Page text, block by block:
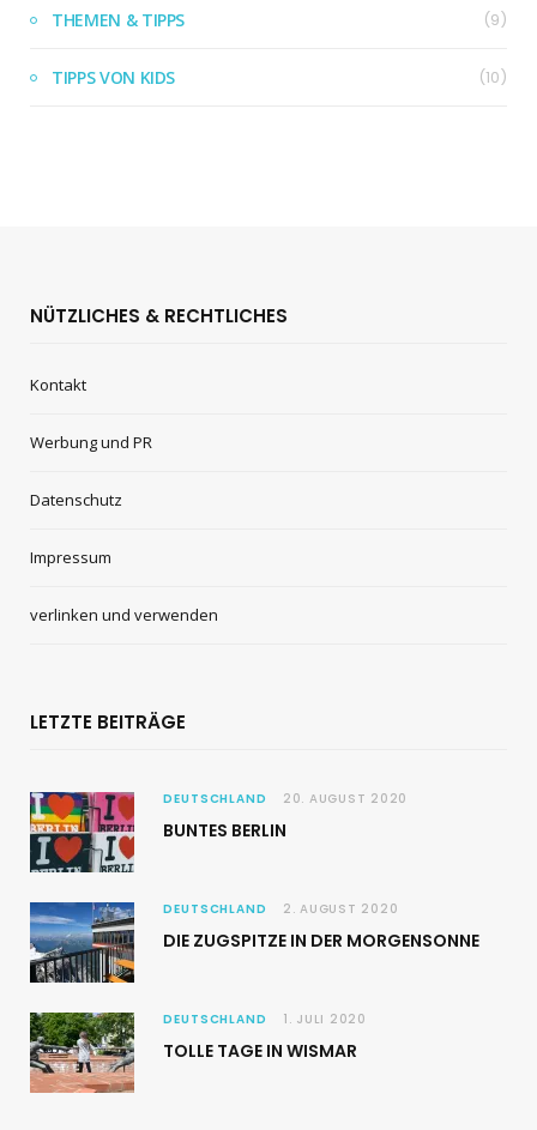
THEMEN & TIPPS (9)
TIPPS VON KIDS (10)
NÜTZLICHES & RECHTLICHES
Kontakt
Werbung und PR
Datenschutz
Impressum
verlinken und verwenden
LETZTE BEITRÄGE
DEUTSCHLAND 20. AUGUST 2020
BUNTES BERLIN
DEUTSCHLAND 2. AUGUST 2020
DIE ZUGSPITZE IN DER MORGENSONNE
DEUTSCHLAND 1. JULI 2020
TOLLE TAGE IN WISMAR